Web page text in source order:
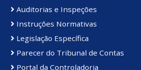
Auditorias e Inspeções
Instruções Normativas
Legislação Específica
Parecer do Tribunal de Contas
Portal da Controladoria